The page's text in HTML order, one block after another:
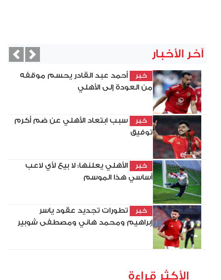
آخر الأخبار
خبر
أحمد عبد القادر يحسم موقفه
من العودة إلى الأهلي
خبر
سبب ابتعاد الأهلي عن ضم أكرم
توفيق
خبر
الأهلي يعلنها: لا بيع لأي لاعب
أساسي هذا الموسم
خبر
تطورات تجديد عقود ياسر
إبراهيم ومحمد هاني ومصطفى شوبير
Next
الأكثر قراءة